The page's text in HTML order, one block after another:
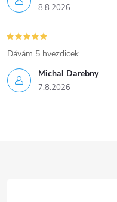
8.8.2026
Michal Darebny
7.8.2026
Dávám 5 hvezdicek